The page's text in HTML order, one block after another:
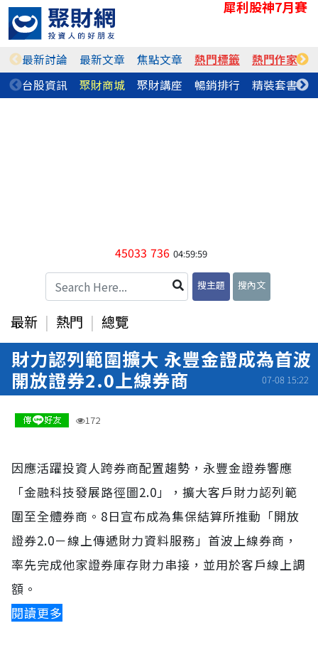
犀利股神7月賽
最新討論 最新文章 焦點文章 熱門標籤 熱門作家
台股資訊
聚財商城 聚財講座 暢銷排行 精裝套書
45033 736 04:59:59
搜主題 搜內文
最新 熱門 總覽
財力認列範圍擴大 永豐金證成為首波
開放證券2.0上線券商
07-08 15:22
172
因應活躍投資人跨券商配置趨勢，永豐金證券響應
「金融科技發展路徑圖2.0」，擴大客戶財力認列範
圍至全體券商。8日宣布成為集保結算所推動「開放
證券2.0－線上傳遞財力資料服務」首波上線券商，
率先完成他家證券庫存財力串接，並用於客戶線上調
額。
閱讀更多